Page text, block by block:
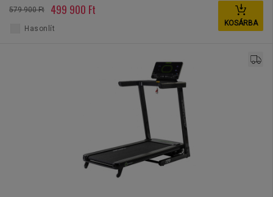
579 900 Ft 499 900 Ft
KOSÁRBA
Hasonlít